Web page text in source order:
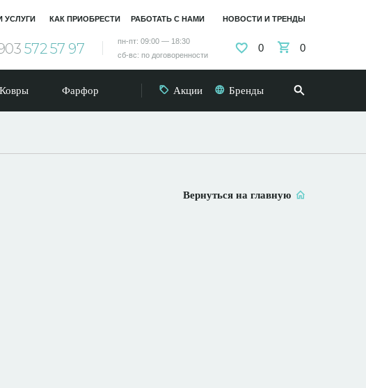
572 57 97
пн-пт: 09:00 — 18:30
сб-вс: по договоренности
УСЛУГИ КАК ПРИОБРЕСТИ РАБОТАТЬ С НАМИ НОВОСТИ И ТРЕНДЫ
0 0
Ковры Фарфор Акции Бренды
Вернуться на главную